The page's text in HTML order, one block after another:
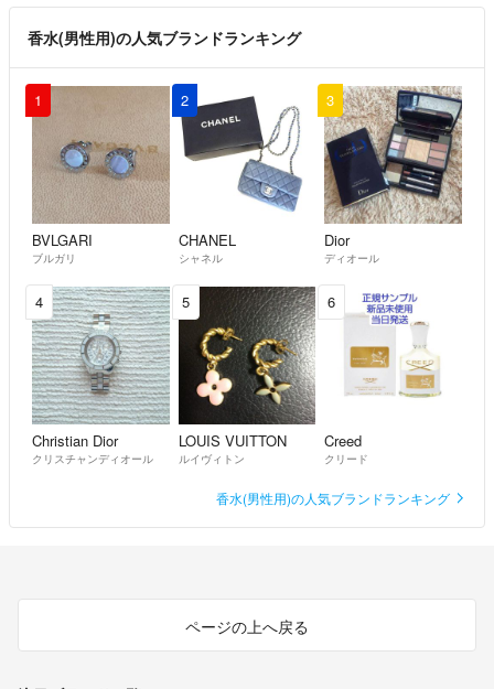
香水(男性用)の人気ブランドランキング
1
BVLGARI
ブルガリ
2
CHANEL
シャネル
3
Dior
ディオール
4
Christian Dior
クリスチャンディオール
5
LOUIS VUITTON
ルイヴィトン
6
Creed
クリード
香水(男性用)の人気ブランドランキング
ページの上へ戻る